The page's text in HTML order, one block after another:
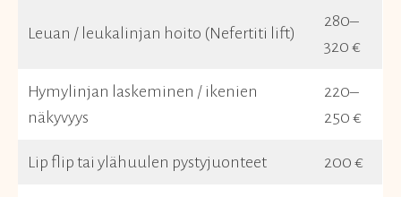
Leuan / leukalinjan hoito (Nefertiti lift)
280–
320 €
Hymylinjan laskeminen / ikenien
näkyvyys
220–
250 €
Lip flip tai ylähuulen pystyjuonteet 200 €